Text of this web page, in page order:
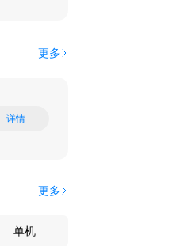
更多
详情
更多
单机